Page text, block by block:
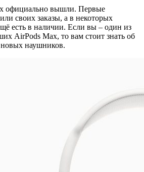
официально вышли. Первые
своих заказы, а в некоторых
есть в наличии. Если вы – один из
AirPods Max, то вам стоит знать об
новых наушников.